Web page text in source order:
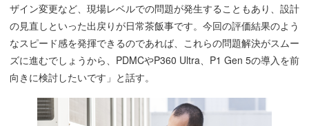
ザイン変更など、現場レベルでの問題が発生することもあり、設計
の見直しといった出戻りが日常茶飯事です。今回の評価結果のよう
なスピード感を発揮できるのであれば、これらの問題解決がスムー
ズに進むでしょうから、PDMCやP360 Ultra、P1 Gen 5の導入を前
向きに検討したいです」と話す。